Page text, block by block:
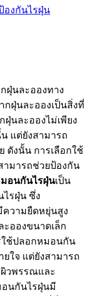
องกันไรฝุ่น
ฝุ่นละอองทาง
ฝุ่นละอองเป็นสิ่งที่
นละอองไม่เพียง
แต่ยังสามารถ
ดังนั้น การเลือกใช้
ามารถช่วยป้องกัน
อนกันไรฝุ่นเป็น
รฝุ่น ซึ่ง
วามยืดหยุ่นสูง
ะอองขนาดเล็ก
ใช้ปลอกหมอนกัน
ยใจ แต่ยังสามารถ
วพรรณและ
นกันไรฝุ่นมี